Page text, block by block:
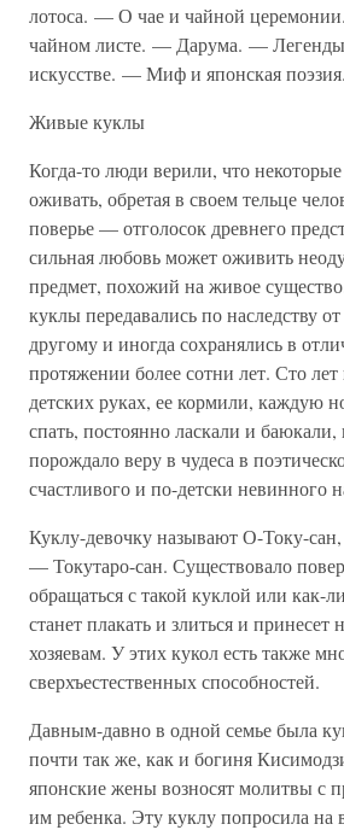
лотоса. — О чае и чайной
чайном листе. — Дарума. —
искусстве. — Миф и японская поэзия.
Живые куклы
Когда-то люди верили, что
оживать, обретая в своем тельце
поверье — отголосок древнего
сильная любовь может оживить
предмет, похожий на живое
куклы передавались по наследству
другому и иногда сохранялись в
протяжении более сотни лет. Сто
детских руках, ее кормили, каждую
спать, постоянно ласкали и
порождало веру в чудеса в
счастливого и по-детски невинного
Куклу-девочку называют О-Току-сан,
— Токутаро-сан. Существовало
обращаться с такой куклой или как-
станет плакать и злиться и принесет
хозяевам. У этих кукол есть также
сверхъестественных способностей.
Давным-давно в одной семье была
почти так же, как и богиня
японские жены возносят молитвы с
им ребенка. Эту куклу попросила на